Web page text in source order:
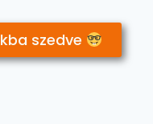
szedve